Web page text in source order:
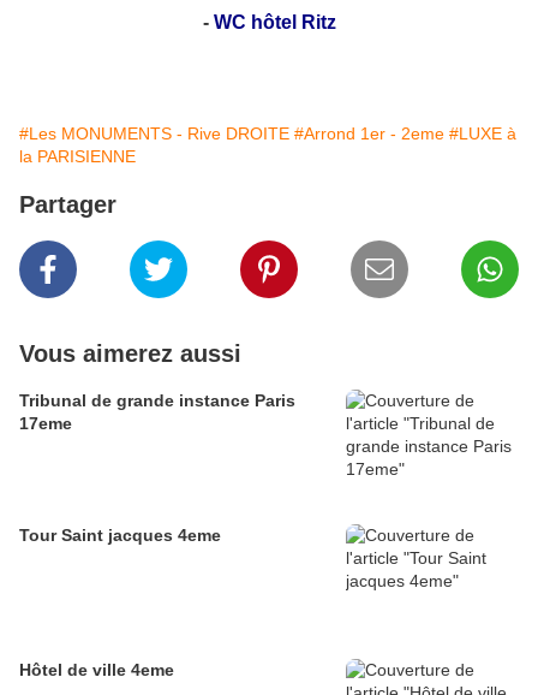
- WC hôtel Ritz
#Les MONUMENTS - Rive DROITE #Arrond 1er - 2eme #LUXE à
la PARISIENNE
Partager
Vous aimerez aussi
Tribunal de grande instance Paris
17eme
Tour Saint jacques 4eme
Hôtel de ville 4eme